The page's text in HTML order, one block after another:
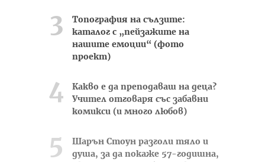
Топография на сълзите:
каталог с „пейзажите на
нашите емоции“ (фото
проект)
Какво е да преподаваш на деца?
Учител отговаря със забавни
комикси (и много любов)
Шарън Стоун разголи тяло и
душа, за да покаже 57-годишна,